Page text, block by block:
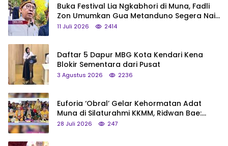
Buka Festival Lia Ngkabhori di Muna, Fadli
Zon Umumkan Gua Metanduno Segera Naik
Status Jadi Cagar Budaya Nasional
11 Juli 2026 2414
Daftar 5 Dapur MBG Kota Kendari Kena
Blokir Sementara dari Pusat
3 Agustus 2026 2236
Euforia ‘Obral’ Gelar Kehormatan Adat
Muna di Silaturahmi KKMM, Ridwan Bae:
Saya Bukan Tipe Begitu, Belum Pantas!
28 Juli 2026 247